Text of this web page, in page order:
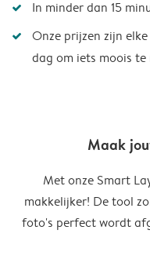
In minder dan 15
Onze prijzen zijn
dag om iets moois te
Maak
Met onze Smart
makkelijker! De tool
foto's perfect wordt